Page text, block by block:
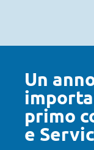
Un
primo
e